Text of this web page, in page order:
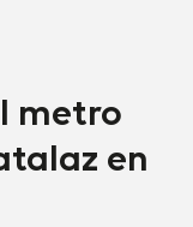
metro
en